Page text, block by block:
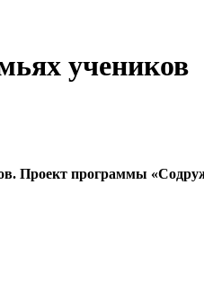
учеников
Проект программы